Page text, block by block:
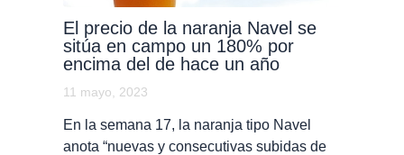
El precio de la naranja Navel se
sitúa en campo un 180% por
encima del de hace un año
11 mayo, 2023
En la semana 17, la naranja tipo Navel
anota “nuevas y consecutivas subidas de